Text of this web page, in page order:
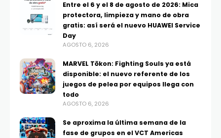
Entre el 6 y el 8 de agosto de 2026: Mica
protectora, limpieza y mano de obra
gratis: así será el nuevo HUAWEI Service
Day
AGOSTO 6, 2026
MARVEL Tōkon: Fighting Souls ya está
disponible: el nuevo referente de los
juegos de pelea por equipos llega con
todo
AGOSTO 6, 2026
Se aproxima la última semana de la
fase de grupos en el VCT Americas